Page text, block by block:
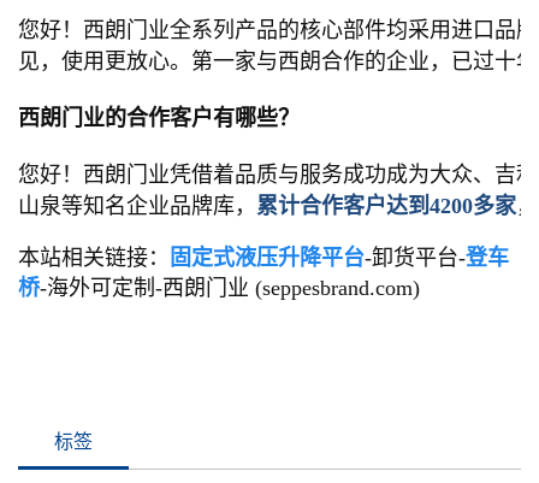
您好！西朗门业全系列产品的核心部件均采用进口品
见，使用更放心。第一家与西朗合作的企业，已过十
西朗门业的合作客户有哪些？
您好！西朗门业凭借着品质与服务成功成为大众、吉
山泉等知名企业品牌库， 累计合作客户达到4200多家
本站相关链接： 固定式液压升降平台-卸货平台-登车
桥-海外可定制-西朗门业 (seppesbrand.com)
标签